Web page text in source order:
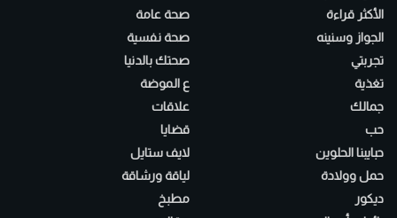
الأكثر قراءة
الجواز وسنينه
تجربتي
تغذية
جمالك
حب
حبايبنا الحلوين
حمل وولادة
ديكور
صحة عامة
صحة نفسية
صحتك بالدنيا
ع الموضة
علاقات
قضايا
لايف ستايل
لياقة ورشاقة
مطبخ